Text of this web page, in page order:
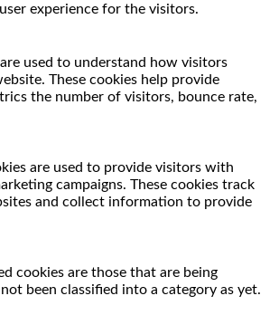
experience for the visitors.
used to understand how visitors
These cookies help provide
the number of visitors, bounce rate,
are used to provide visitors with
campaigns. These cookies track
and collect information to provide
cookies are those that are being
been classified into a category as yet.